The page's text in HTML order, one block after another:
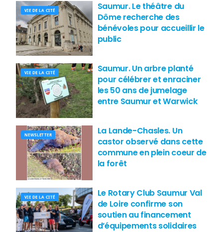
VIE DE LA CITÉ
Saumur. Le théâtre du
Dôme recherche des
bénévoles pour accueillir le
public
VIE DE LA CITÉ
Saumur. Un arbre planté
pour célébrer et enraciner
les 50 ans de jumelage
entre Saumur et Warwick
NEWSLETTER
La Lande-Chasles. Un
castor observé dans cette
commune en plein coeur de
la forêt
VIE DE LA CITÉ
Le Rotary Club Saumur Val
de Loire confirme son
soutien au financement
d’équipements solidaires